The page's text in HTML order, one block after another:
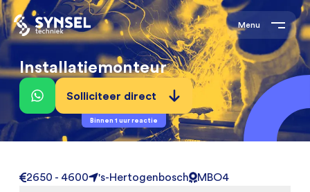
Menu
Installatiemonteur
Solliciteer direct
Binnen 1 uur reactie
2650 - 4600 's-Hertogenbosch MBO4